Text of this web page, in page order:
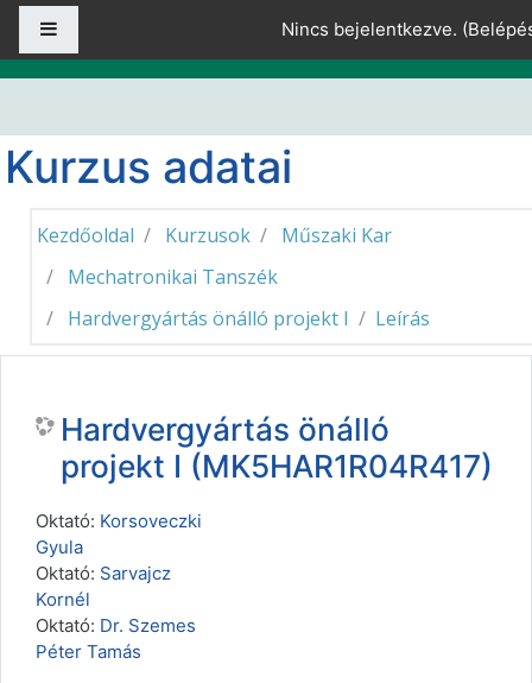
Tovább a fő tartalomhoz
Nincs bejelentkezve. (
Kurzus adatai
Kezdőoldal Kurzusok
Műszaki Kar
Mechatronikai Tanszék
Hardvergyártás önálló projekt I
Leírás
Hardvergyártás önálló
projekt I (MK5HAR1R04R417)
Oktató: Korsoveczki
Gyula
Oktató: Sarvajcz
Kornél
Oktató: Dr. Szemes
Péter Tamás